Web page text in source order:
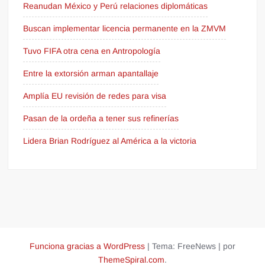
Reanudan México y Perú relaciones diplomáticas
Buscan implementar licencia permanente en la ZMVM
Tuvo FIFA otra cena en Antropología
Entre la extorsión arman apantallaje
Amplía EU revisión de redes para visa
Pasan de la ordeña a tener sus refinerías
Lidera Brian Rodríguez al América a la victoria
Funciona gracias a WordPress | Tema: FreeNews | por
ThemeSpiral.com.